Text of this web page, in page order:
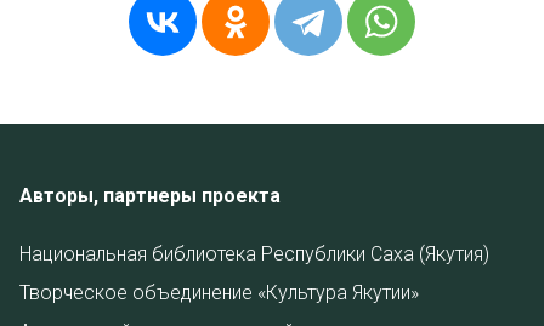
Авторы, партнеры проекта
Национальная библиотека Республики Саха (Якутия)
Творческое объединение «Культура Якутии»